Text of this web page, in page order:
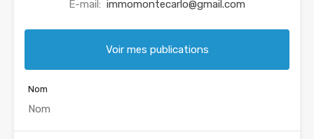
E-mail: immomontecarlo@gmail.com
Voir mes publications
Nom